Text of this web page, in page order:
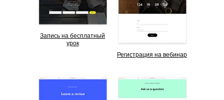
Запись на бесплатный
урок
Регистрация на вебинар